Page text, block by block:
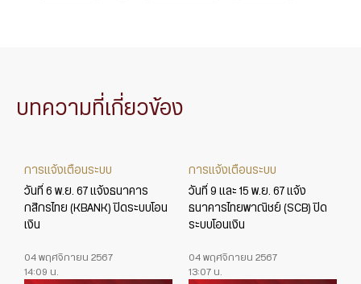
บทความที่เกี่ยวข้อง
การแจ้งเตือนระบบ
วันที่ 6 พ.ย. 67 แจ้งธนาคาร
กสิกรไทย (KBANK) ปิดระบบโอน
เงิน
04 พฤศจิกายน 2567
14:09 น.
การแจ้งเตือนระบบ
วันที่ 9 และ 15 พ.ย. 67 แจ้ง
ธนาคารไทยพาณิชย์ (SCB) ปิด
ระบบโอนเงิน
04 พฤศจิกายน 2567
13:07 น.